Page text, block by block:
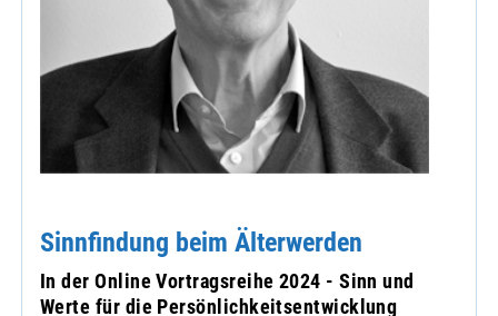
Sinnfindung beim Älterwerden
In der Online Vortragsreihe 2024 - Sinn und
Werte für die Persönlichkeitsentwicklung